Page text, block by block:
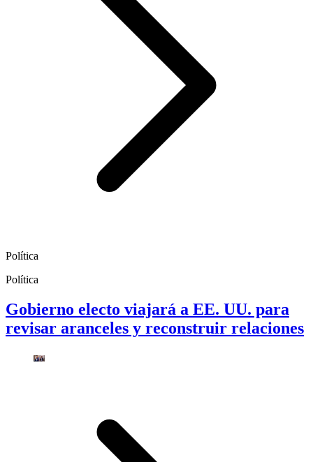
Política
Política
Gobierno electo viajará a EE. UU. para
revisar aranceles y reconstruir relaciones